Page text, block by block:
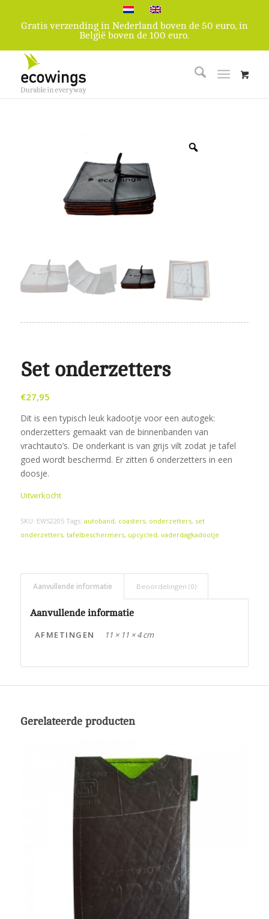
Gratis verzending in Nederland boven de 50 euro, in
België boven de 100 euro.
Set onderzetters
€27,95
Dit is een typisch leuk kadootje voor een autogek:
onderzetters gemaakt van de binnenbanden van
vrachtauto’s. De onderkant is van grijs vilt zodat je tafel
goed wordt beschermd. Er zitten 6 onderzetters in een
doosje.
Uitverkocht
SKU: EWS2205 Tags: autoband, coasters, onderzetters, set
onderzetters, tafelbeschermers, upcycled, vaderdagkadootje
Aanvullende informatie Beoordelingen (0)
Aanvullende informatie
AFMETINGEN
11 × 11 × 4 cm
Gerelateerde producten